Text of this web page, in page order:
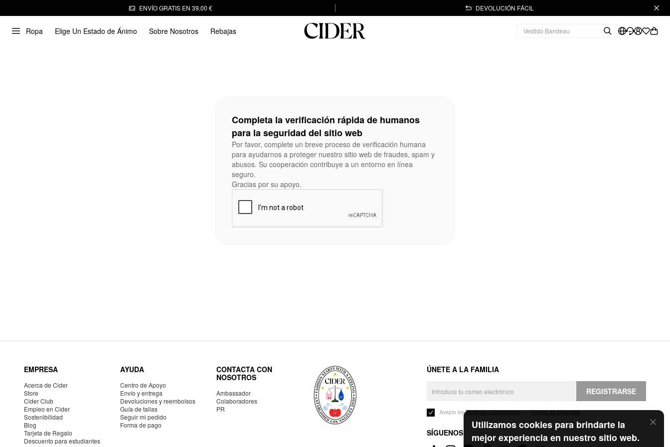
ENVÍO GRATIS EN 39,00 € DEVOLUCIÓN FÁCIL
Ropa Elige Un Estado de Ánimo Sobre Nosotros Rebajas
Utilizamos cookies para brindarte la
mejor experiencia en nuestro sitio web.
Completa la verificación rápida de humanos
para la seguridad del sitio web
Por favor, complete un breve proceso de verificación humana
para ayudarnos a proteger nuestro sitio web de fraudes, spam y
abusos. Su cooperación contribuye a un entorno en línea
seguro.
Gracias por su apoyo.
EMPRESA
Acerca de Cider
Store
Cider Club
Empleo en Cider
Sostenibilidad
Blog
Tarjeta de Regalo
Descuento para estudiantes
AYUDA
Centro de Apoyo
Envío y entrega
Devoluciones y reembolsos
Guía de tallas
Seguir mi pedido
Forma de pago
CONTACTA CON
NOSOTROS
Ambassador
Colaboradores
PR
ÚNETE A LA FAMILIA
REGISTRARSE
Acepto losTérminos y Condicionesy laPolítica de privacidad.
SÍGUENOS